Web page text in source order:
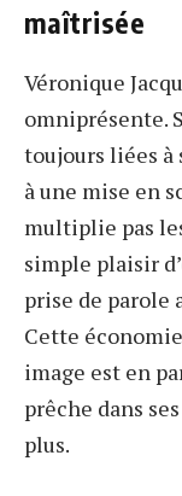
maîtrisée
Véronique
omniprésente.
toujours liées
à une mise en
multiplie pas
simple plaisir
prise de parole
Cette
image est en
prêche dans
plus.